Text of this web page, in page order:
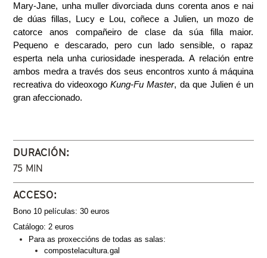
Mary-Jane, unha muller divorciada duns corenta anos e nai
de dúas fillas, Lucy e Lou, coñece a Julien, un mozo de
catorce anos compañeiro de clase da súa filla maior.
Pequeno e descarado, pero cun lado sensible, o rapaz
esperta nela unha curiosidade inesperada. A relación entre
ambos medra a través dos seus encontros xunto á máquina
recreativa do videoxogo Kung-Fu Master, da que Julien é un
gran afeccionado.
DURACIÓN:
75 MIN
ACCESO:
Bono 10 películas: 30 euros
Catálogo: 2 euros
Para as proxeccións de todas as salas:
compostelacultura.gal